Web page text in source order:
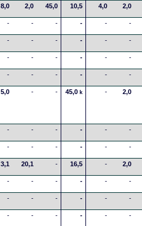
8,0 2,0 45,0 10,5 4,0 2,0
- - - - - -
- - - - - -
- - - - - -
- - - - - -
5,0 - - 45,0 k - 2,0
- - - - - -
- - - - - -
3,1 20,1 - 16,5 - 2,0
- - - - - -
- - - - - -
- - - - - -